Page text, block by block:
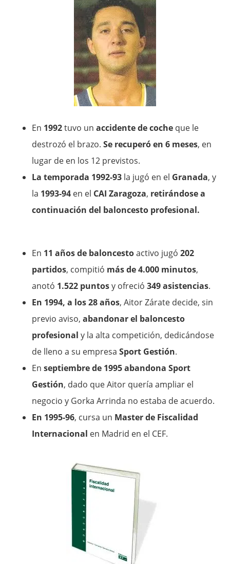
En 1992tuvo unaccidente de coche que le
destrozó el brazo.Se recuperó en 6 meses, en
lugar de en los 12 previstos.
La temporada 1992-93 la jugó en el Granada, y
la 1993-94 en el CAI Zaragoza, retirándose a
continuación del baloncesto profesional.
En 11 años de baloncestoactivo jugó202
partidos, compitió más de 4.000 minutos,
anotó 1.522 puntosy ofreció349 asistencias.
En 1994, a los 28 años, Aitor Zárate decide, sin
previo aviso,abandonar el baloncesto
profesional y la alta competición, dedicándose
de lleno a su empresaSport Gestión.
Enseptiembre de 1995 abandona Sport
Gestión, dado que Aitor quería ampliar el
negocio y Gorka Arrinda no estaba de acuerdo.
En 1995-96, cursa un Master de Fiscalidad
Internacional en Madrid en el CEF.